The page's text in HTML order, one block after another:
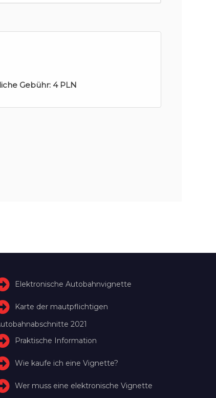
Gebühr: 4 PLN
Elektronische Autobahnvignette
Karte der mautpflichtigen
2021
Praktische Information
Wie kaufe ich eine Vignette?
Wer muss eine elektronische Vignette